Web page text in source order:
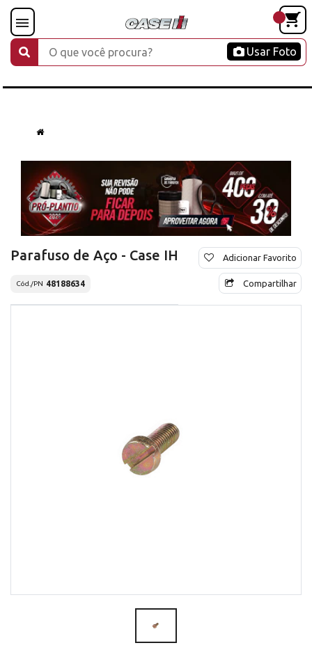
Usar Foto
Parafuso de Aço - Case IH
Cód./PN 48188634
Adicionar Favorito
Compartilhar